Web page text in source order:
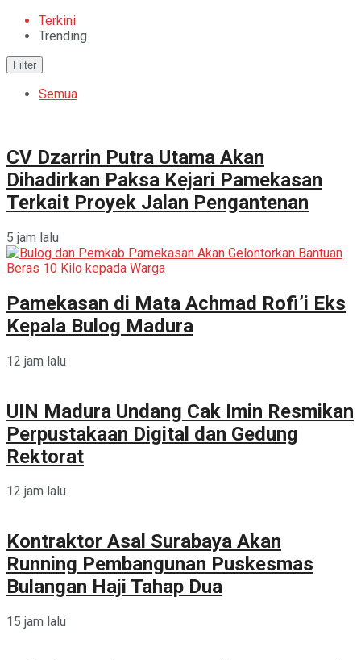
Terkini
Trending
Filter
Semua
CV Dzarrin Putra Utama Akan
Dihadirkan Paksa Kejari Pamekasan
Terkait Proyek Jalan Pengantenan
5 jam lalu
Pamekasan di Mata Achmad Rofi’i Eks
Kepala Bulog Madura
12 jam lalu
UIN Madura Undang Cak Imin Resmikan
Perpustakaan Digital dan Gedung
Rektorat
12 jam lalu
Kontraktor Asal Surabaya Akan
Running Pembangunan Puskesmas
Bulangan Haji Tahap Dua
15 jam lalu